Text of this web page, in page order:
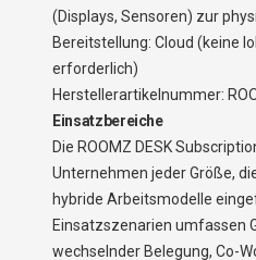
(Displays, Sensoren) zur
Bereitstellung: Cloud (keine
erforderlich)
Herstellerartikelnummer:
Einsatzbereiche
Die ROOMZ DESK
Unternehmen jeder Größe,
hybride Arbeitsmodelle
Einsatzszenarien umfassen
wechselnder Belegung, Co-